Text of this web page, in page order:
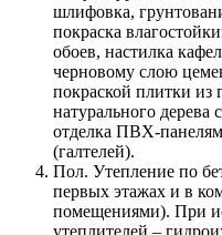
шлифовка,
покраска
обоев, настилка
черновому слою
покраской плитки из
натурального
отделка ПВХ-
(галтелей).
Пол. Утепление по
первых этажах и в
помещениями). При
утеплителей –